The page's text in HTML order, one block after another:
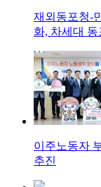
재외동포청-
화, 차세대
이주노동자
추진